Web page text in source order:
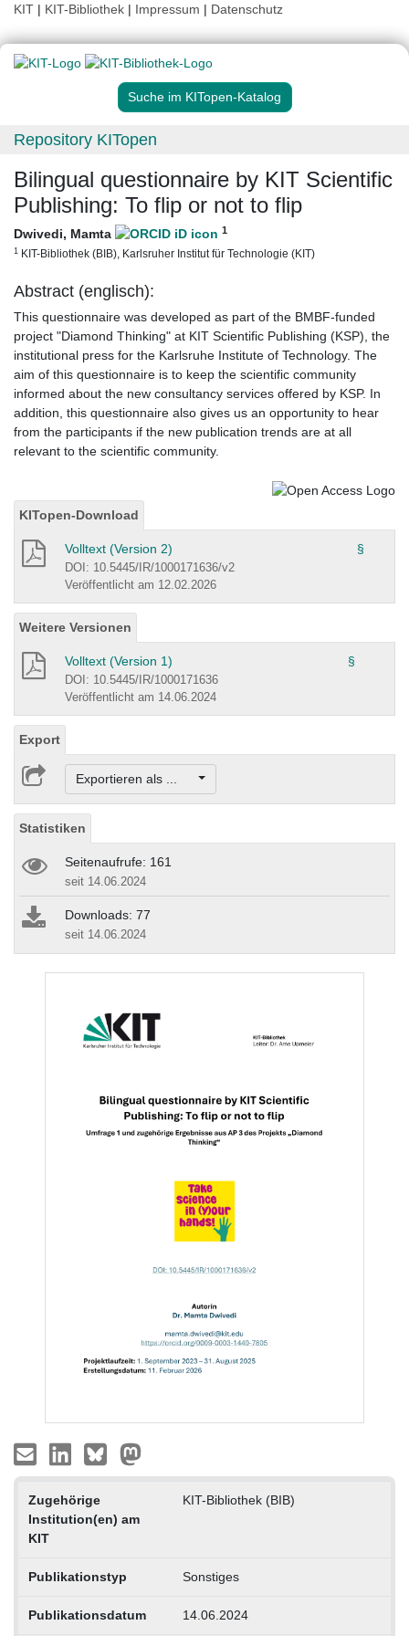
KIT | KIT-Bibliothek | Impressum | Datenschutz
Suche im KITopen-Katalog
Repository KITopen
Bilingual questionnaire by KIT Scientific
Publishing: To flip or not to flip
Dwivedi, Mamta 1
1 KIT-Bibliothek (BIB), Karlsruher Institut für Technologie (KIT)
Abstract (englisch):
This questionnaire was developed as part of the BMBF-funded
project "Diamond Thinking" at KIT Scientific Publishing (KSP), the
institutional press for the Karlsruhe Institute of Technology. The
aim of this questionnaire is to keep the scientific community
informed about the new consultancy services offered by KSP. In
addition, this questionnaire also gives us an opportunity to hear
from the participants if the new publication trends are at all
relevant to the scientific community.
KITopen-Download
Volltext (Version 2) §
DOI: 10.5445/IR/1000171636/v2
Veröffentlicht am 12.02.2026
Weitere Versionen
Volltext (Version 1) §
DOI: 10.5445/IR/1000171636
Veröffentlicht am 14.06.2024
Export
Exportieren als ...
Statistiken
Seitenaufrufe: 161
seit 14.06.2024
Downloads: 77
seit 14.06.2024
Zugehörige
Institution(en) am
KIT
KIT-Bibliothek (BIB)
Publikationstyp Sonstiges
Publikationsdatum 14.06.2024